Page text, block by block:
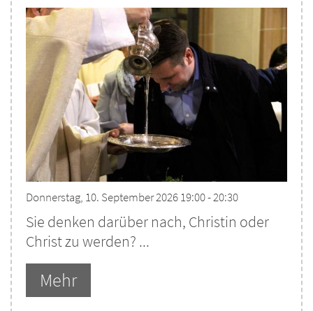
Donnerstag, 10. September 2026 19:00 - 20:30
Sie denken darüber nach, Christin oder
Christ zu werden? ...
Mehr